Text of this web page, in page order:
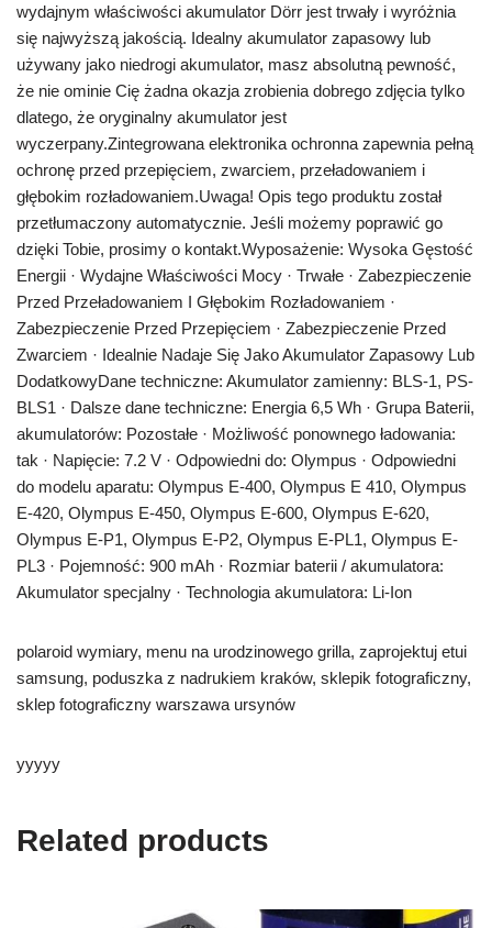
wydajnym właściwości akumulator Dörr jest trwały i wyróżnia
się najwyższą jakością. Idealny akumulator zapasowy lub
używany jako niedrogi akumulator, masz absolutną pewność,
że nie ominie Cię żadna okazja zrobienia dobrego zdjęcia tylko
dlatego, że oryginalny akumulator jest
wyczerpany.Zintegrowana elektronika ochronna zapewnia pełną
ochronę przed przepięciem, zwarciem, przeładowaniem i
głębokim rozładowaniem.Uwaga! Opis tego produktu został
przetłumaczony automatycznie. Jeśli możemy poprawić go
dzięki Tobie, prosimy o kontakt.Wyposażenie: Wysoka Gęstość
Energii · Wydajne Właściwości Mocy · Trwałe · Zabezpieczenie
Przed Przeładowaniem I Głębokim Rozładowaniem ·
Zabezpieczenie Przed Przepięciem · Zabezpieczenie Przed
Zwarciem · Idealnie Nadaje Się Jako Akumulator Zapasowy Lub
DodatkowyDane techniczne: Akumulator zamienny: BLS-1, PS-
BLS1 · Dalsze dane techniczne: Energia 6,5 Wh · Grupa Baterii,
akumulatorów: Pozostałe · Możliwość ponownego ładowania:
tak · Napięcie: 7.2 V · Odpowiedni do: Olympus · Odpowiedni
do modelu aparatu: Olympus E-400, Olympus E 410, Olympus
E-420, Olympus E-450, Olympus E-600, Olympus E-620,
Olympus E-P1, Olympus E-P2, Olympus E-PL1, Olympus E-
PL3 · Pojemność: 900 mAh · Rozmiar baterii / akumulatora:
Akumulator specjalny · Technologia akumulatora: Li-Ion
polaroid wymiary, menu na urodzinowego grilla, zaprojektuj etui
samsung, poduszka z nadrukiem kraków, sklepik fotograficzny,
sklep fotograficzny warszawa ursynów
yyyyy
Related products